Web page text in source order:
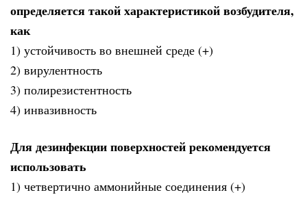
определяется такой характеристикой возбудителя,
как
1) устойчивость во внешней среде (+)
2) вирулентность
3) полирезистентность
4) инвазивность
Для дезинфекции поверхностей рекомендуется
использовать
1) четвертично аммонийные соединения (+)